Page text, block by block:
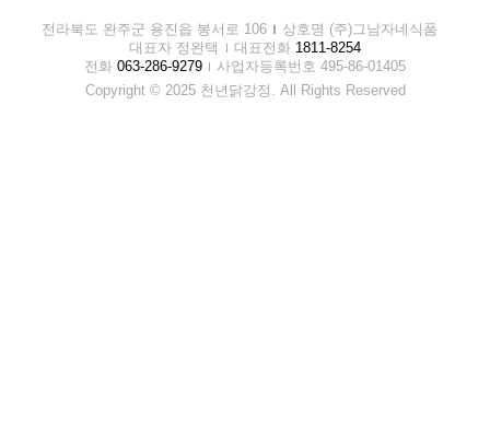
전라북도 완주군 용진읍 봉서로 106
상호명 (주)그남자네식품
대표자 정완택
대표전화 1811-8254
전화 063-286-9279
사업자등록번호 495-86-01405
Copyright © 2025 천년닭강정. All Rights Reserved